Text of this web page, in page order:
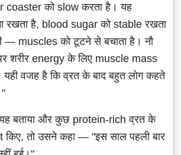
coaster को slow करता है। यह
रखता है, blood sugar को stable रखता
muscles को टूटने से बचाता है। नौ
शरीर energy के लिए muscle mass
यही वजह है कि व्रत के बाद बहुत लोग कहते
बताया और कुछ protein-rich व्रत के
तो उसने कहा — "इस साल पहली बार